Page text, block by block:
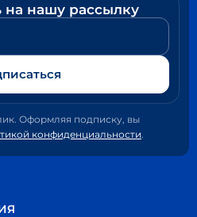
нашу рассылку
Оформляя подписку, вы
конфиденциальности